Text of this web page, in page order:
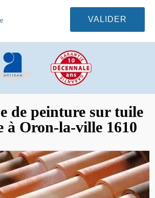
de peinture sur tuile
à Oron-la-ville 1610